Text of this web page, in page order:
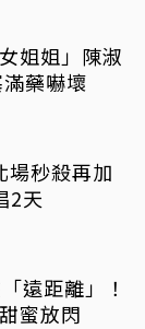
姐姐」陳淑
藥嚇壞
場秒殺再加
2天
遠距離」！
蜜放閃